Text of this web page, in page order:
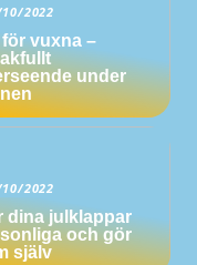
2022
vuxna –
under
2022
dina julklappar
och gör
själv